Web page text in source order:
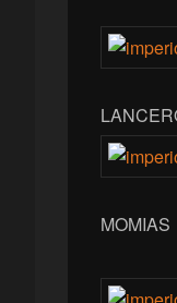
MOMIAS